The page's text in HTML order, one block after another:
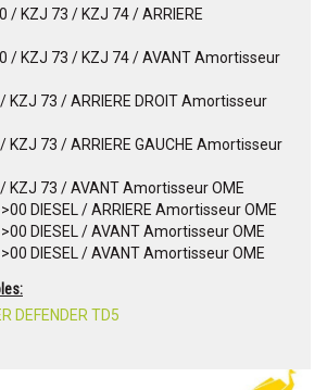
/ KZJ 73 / KZJ 74 / ARRIERE
/ KZJ 73 / KZJ 74 / AVANT Amortisseur
KZJ 73 / ARRIERE DROIT Amortisseur
KZJ 73 / ARRIERE GAUCHE Amortisseur
KZJ 73 / AVANT Amortisseur OME
DIESEL / ARRIERE Amortisseur OME
DIESEL / AVANT Amortisseur OME
DIESEL / AVANT Amortisseur OME
DEFENDER TD5